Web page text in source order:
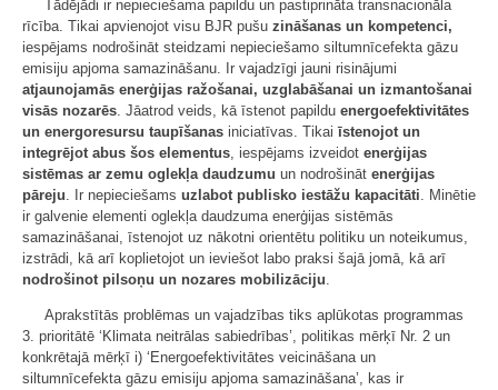
Tādējādi ir nepieciešama papildu un pastiprināta transnacionāla
rīcība. Tikai apvienojot visu BJR pušu zināšanas un kompetenci,
iespējams nodrošināt steidzami nepieciešamo siltumnīcefekta gāzu
emisiju apjoma samazināšanu. Ir vajadzīgi jauni risinājumi
atjaunojamās enerģijas ražošanai, uzglabāšanai un izmantošanai
visās nozarēs. Jāatrod veids, kā īstenot papildu energoefektivitātes
un energoresursu taupīšanas iniciatīvas. Tikaiīstenojot un
integrējot abus šos elementus, iespējams izveidot enerģijas
sistēmas ar zemu oglekļa daudzumu un nodrošināt enerģijas
pāreju. Ir nepieciešams uzlabot publisko iestāžu kapacitāti. Minētie
ir galvenie elementi oglekļa daudzuma enerģijas sistēmās
samazināšanai, īstenojot uz nākotni orientētu politiku un noteikumus,
izstrādi, kā arī koplietojot un ieviešot labo praksi šajā jomā, kā arī
nodrošinot pilsoņu un nozares mobilizāciju.
Aprakstītās problēmas un vajadzības tiks aplūkotas programmas
3. prioritātē ‘Klimata neitrālas sabiedrības’, politikas mērķī Nr. 2 un
konkrētajā mērķī i) ‘Energoefektivitātes veicināšana un
siltumnīcefekta gāzu emisiju apjoma samazināšana’, kas ir